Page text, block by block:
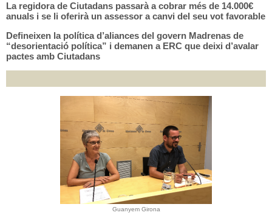
La regidora de Ciutadans passarà a cobrar més de 14.000€
anuals i se li oferirà un assessor a canvi del seu vot favorable
Defineixen la política d’aliances del govern Madrenas de
“desorientació política” i demanen a ERC que deixi d’avalar
pactes amb Ciutadans
Guanyem Girona